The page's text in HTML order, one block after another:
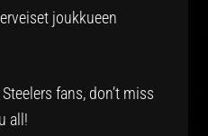
joukkueen
fans, don’t miss
all!